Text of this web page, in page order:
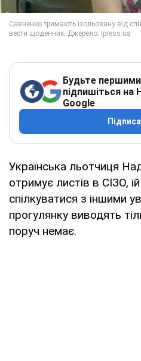
Будьте першими
підпишіться на
Google
Українська льотчиця
отримує листів в СІЗО,
спілкуватися з іншими
прогулянку виводять
поруч немає.